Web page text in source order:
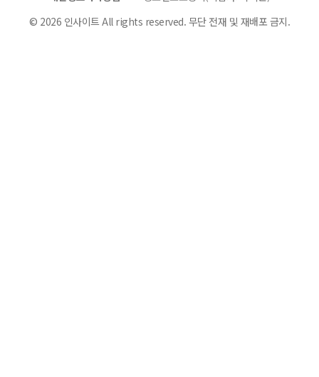
© 2026 인사이트 All rights reserved. 무단 전재 및 재배포 금지.